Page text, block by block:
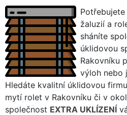
žaluzií a
sháníte
úklidovou
Rakovníku
výloh nebo
Hledáte kvalitní úklidovou
mytí rolet v Rakovníku či v
společnost EXTRA UKLÍZENÍ